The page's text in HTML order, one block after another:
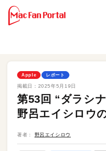
Apple レポート
掲載日： 2025年5月19日
第53回 “ダラシ
野呂エイシロウ
著者： 野呂エイシロウ